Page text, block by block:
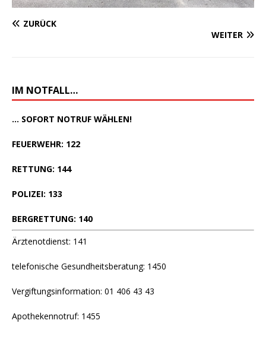
ZURÜCK
WEITER
IM NOTFALL…
... SOFORT NOTRUF WÄHLEN!
FEUERWEHR: 122
RETTUNG: 144
POLIZEI: 133
BERGRETTUNG: 140
Ärztenotdienst: 141
telefonische Gesundheitsberatung: 1450
Vergiftungsinformation: 01 406 43 43
Apothekennotruf: 1455